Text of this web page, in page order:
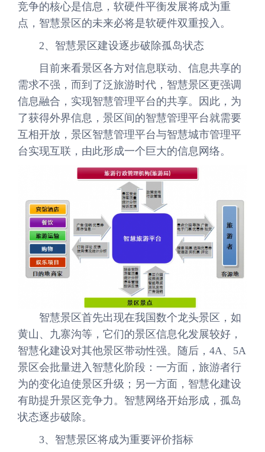
竞争的核心是信息，软硬件平衡发展将成为重
点，智慧景区的未来必将是软硬件双重投入。
2、智慧景区建设逐步破除孤岛状态
目前来看景区各方对信息联动、信息共享的
需求不强，而到了泛旅游时代，智慧景区更强调
信息融合，实现智慧管理平台的共享。因此，为
了获得外界信息，景区间的智慧管理平台就需要
互相开放，景区智慧管理平台与智慧城市管理平
台实现互联，由此形成一个巨大的信息网络。
智慧景区首先出现在我国数个龙头景区，如
黄山、九寨沟等，它们的景区信息化发展较好，
智慧化建设对其他景区带动性强。随后，4A、5A
景区会批量进入智慧化阶段：一方面，旅游者行
为的变化迫使景区升级；另一方面，智慧化建设
有助提升景区竞争力。智慧网络开始形成，孤岛
状态逐步破除。
3、智慧景区将成为重要评价指标